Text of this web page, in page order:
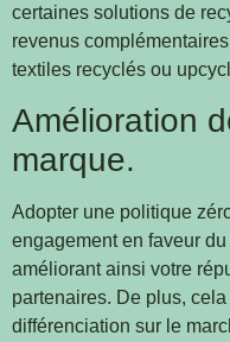
certaines solutions de
revenus
textiles recyclés ou
Amélioration
marque.
Adopter une politique
engagement en faveur
améliorant ainsi votre
partenaires. De plus,
différenciation sur le